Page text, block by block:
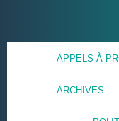
APPELS À
ARCHIVES